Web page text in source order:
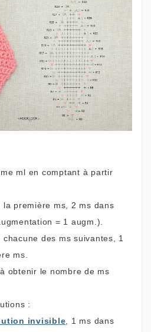
ml en comptant à partir
la première ms, 2 ms dans
= 1 augm.).
chacune des ms suivantes, 1
ms.
obtenir le nombre de ms
:
invisible, 1 ms dans